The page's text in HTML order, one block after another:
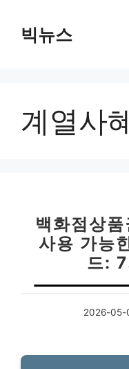
빅뉴스
계열사
백화점상
사용 가능
드:
2026-05-